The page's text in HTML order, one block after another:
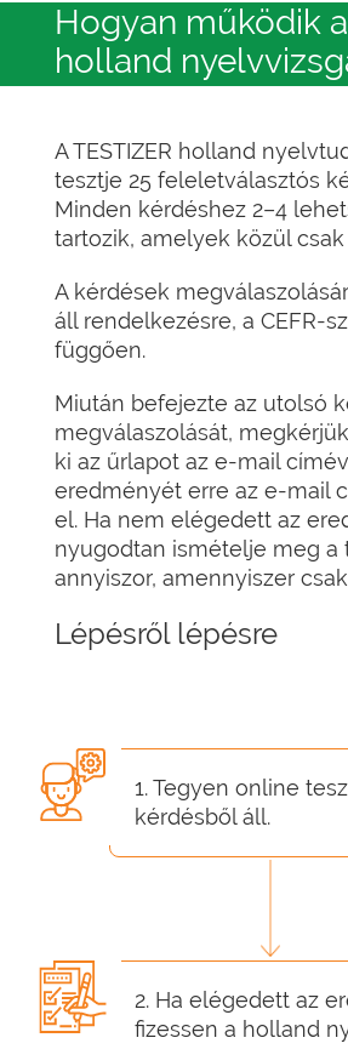
Hogyan működik
holland
A TESTIZER holland
tesztje 25 feleletválasztós
Minden kérdéshez 2–4
tartozik, amelyek közül
A kérdések
áll rendelkezésre, a CEFR-
függően.
Miután befejezte az utolsó
megválaszolását,
ki az űrlapot az e-mail
eredményét erre az e-mail
el. Ha nem elégedett az
nyugodtan ismételje meg a
annyiszor, amennyiszer
Lépésről lépésre
1. Tegyen online
kérdésből áll.
2. Ha elégedett az
fizessen a holland